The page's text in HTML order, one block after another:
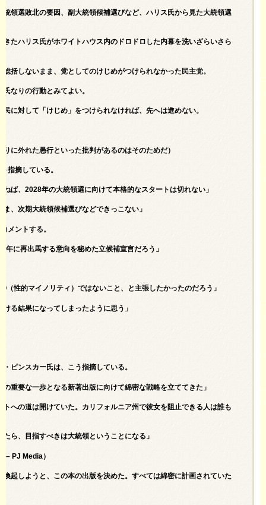
領選敗北の要因、副大統領候補選びなど、ハリス氏から見た大統領選
たハリス氏がホワイトハウス内のドロドロした内幕を洗いざらいさら
括しないまま、党としてのけじめがつけられなかった民主党。
なりの行動とみてよい。
に対して「けじめ」をつけられなければ、先へは進めない。
に外れた愚行といった批判があるのはそのためだ）
指摘している。
ば、2028年の大統領選に向けて本格的なスタートは切れない」
、次期大統領候補選びなどできっこない」
メントする。
に再出馬する意向を秘めた立候補宣言だろう」
性的マイノリティ）ではないこと、と主張したかったのだろう」
る結果になってしまったように思う」
ピンスカー氏は、こう指摘している。
重要な一歩となる新著出版に向けて綿密な戦略を立ててきた」
への道は開けていた。カリフォルニア州で彼女を阻止できる人は誰も
ら、目指すべきは大統領ということになる」
– PJ Media）
起しようと、この本の出版を決めた。すべては綿密に計画されていた